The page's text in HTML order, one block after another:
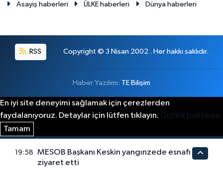
Asayiş haberleri
ÜLKE haberleri Dünya haberleri
RSS Copyright © 3 Nisan 2002 . Her hakkı saklıdır.
Haber Yazılımı: TE Bilişim
En iyi site deneyimi sağlamak için çerezlerden
faydalanıyoruz. Detaylar için lütfen tıklayın. Gizlilik politikası
Tamam
19:58
MESOB Başkanı Keskin yangınzede esnafı
ziyaret etti